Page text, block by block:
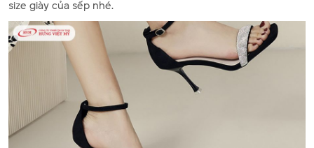
size giày của sếp nhé.